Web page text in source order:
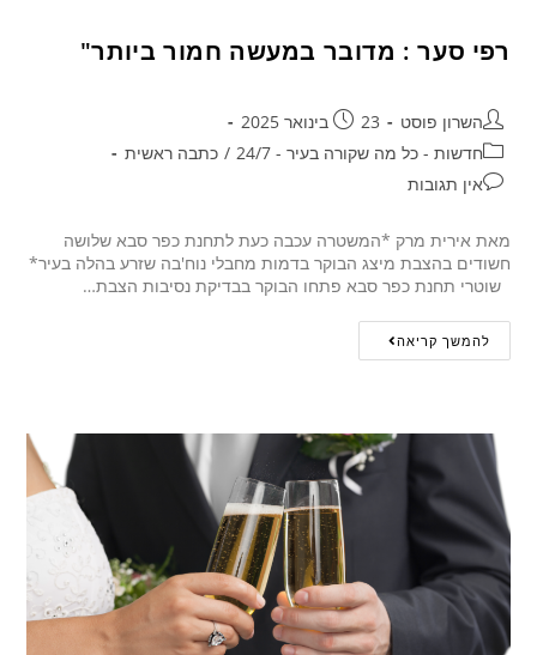
רפי סער : מדובר במעשה חמור ביותר"
השרון פוסט
23 בינואר 2025
חדשות - כל מה שקורה בעיר - 24/7
/ כתבה ראשית
אין תגובות
מאת אירית מרק *המשטרה עכבה כעת לתחנת כפר סבא שלושה
חשודים בהצבת מיצג הבוקר בדמות מחבלי נוח'בה שזרע בהלה בעיר*
שוטרי תחנת כפר סבא פתחו הבוקר בבדיקת נסיבות הצבת…
להמשך קריאה